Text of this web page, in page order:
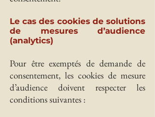
Le cas des cookies de solutions
de mesures d’audience
(analytics)
Pour être exemptés de demande de
consentement, les cookies de mesure
d’audience doivent respecter les
conditions suivantes :